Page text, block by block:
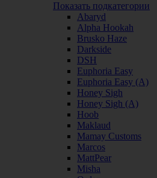
Показать подкатегории
Abaryd
Alpha Hookah
Brusko Haze
Darkside
DSH
Euphoria Easy
Euphoria Easy (А)
Honey Sigh
Honey Sigh (А)
Hoob
Maklaud
Mamay Customs
Marcos
MattPear
Misha